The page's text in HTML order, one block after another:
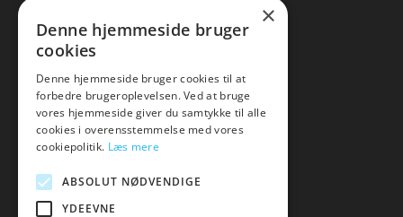
Artikler
Malawigruppen
Mail:hej@malawigruppen.dk
×
Denne hjemmeside bruger
cookies
Denne hjemmeside bruger cookies til at
forbedre brugeroplevelsen. Ved at bruge
vores hjemmeside giver du samtykke til alle
cookies i overensstemmelse med vores
cookiepolitik. Læs mere
ABSOLUT NØDVENDIGE
YDEEVNE